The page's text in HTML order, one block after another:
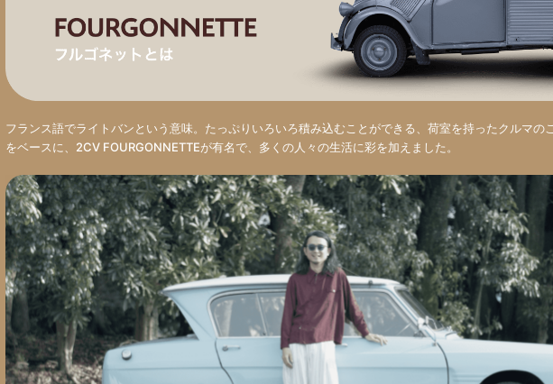
フランス語でライトバンという意味。たっぷりいろいろ積み込むことができる、荷室を持ったクルマの
をベースに、2CV FOURGONNETTEが有名で、多くの人々の生活に彩を加えました。